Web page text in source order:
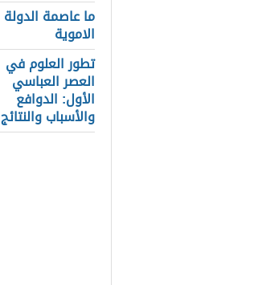
ما عاصمة الدولة
الاموية
تطور العلوم في
العصر العباسي
الأول: الدوافع
والأسباب والنتائج